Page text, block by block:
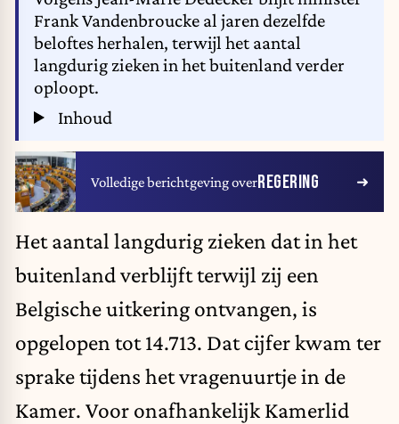
Frank Vandenbroucke al jaren dezelfde
beloftes herhalen, terwijl het aantal
langdurig zieken in het buitenland verder
oploopt.
Inhoud
Volledige berichtgeving overREGERING
Het aantal langdurig zieken dat in het
buitenland verblijft terwijl zij een
Belgische uitkering ontvangen, is
opgelopen tot 14.713. Dat cijfer kwam ter
sprake tijdens het vragenuurtje in de
Kamer. Voor onafhankelijk Kamerlid